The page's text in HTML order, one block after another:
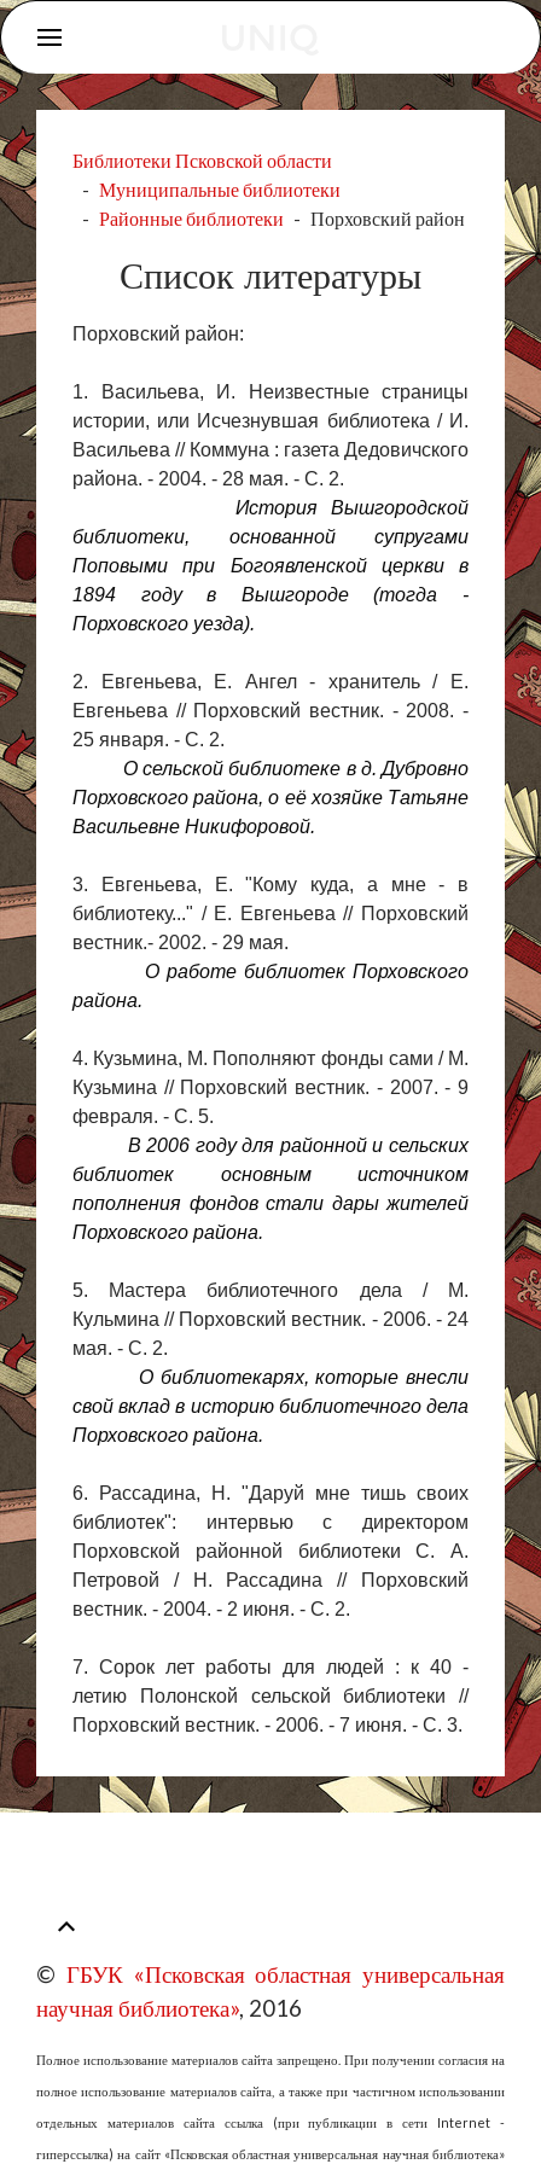
Библиотеки Псковской области
Муниципальные библиотеки
Районные библиотеки
Порховский район
Список литературы
Порховский район:
1. Васильева, И. Неизвестные страницы
истории, или Исчезнувшая библиотека / И.
Васильева // Коммуна : газета Дедовичского
района. - 2004. - 28 мая. - С. 2.
История Вышгородской
библиотеки, основанной супругами
Поповыми при Богоявленской церкви в
1894 году в Вышгороде (тогда -
Порховского уезда).
2. Евгеньева, Е. Ангел - хранитель / Е.
Евгеньева // Порховский вестник. - 2008. -
25 января. - С. 2.
О сельской библиотеке в д. Дубровно
Порховского района, о её хозяйке Татьяне
Васильевне Никифоровой.
3. Евгеньева, Е. "Кому куда, а мне - в
библиотеку..." / Е. Евгеньева // Порховский
вестник.- 2002. - 29 мая.
О работе библиотек Порховского
района.
4. Кузьмина, М. Пополняют фонды сами / М.
Кузьмина // Порховский вестник. - 2007. - 9
февраля. - С. 5.
В 2006 году для районной и сельских
библиотек основным источником
пополнения фондов стали дары жителей
Порховского района.
5. Мастера библиотечного дела / М.
Кульмина // Порховский вестник. - 2006. - 24
мая. - С. 2.
О библиотекарях, которые внесли
свой вклад в историю библиотечного дела
Порховского района.
6. Рассадина, Н. "Даруй мне тишь своих
библиотек": интервью с директором
Порховской районной библиотеки С. А.
Петровой / Н. Рассадина // Порховский
вестник. - 2004. - 2 июня. - С. 2.
7. Сорок лет работы для людей : к 40 -
летию Полонской сельской библиотеки //
Порховский вестник. - 2006. - 7 июня. - С. 3.
© ГБУК «Псковская областная универсальная
научная библиотека», 2016
Полное использование материалов сайта запрещено. При получении согласия на
полное использование материалов сайта, а также при частичном использовании
отдельных материалов сайта ссылка (при публикации в сети Internet -
гиперссылка) на сайт «Псковская областная универсальная научная библиотека»